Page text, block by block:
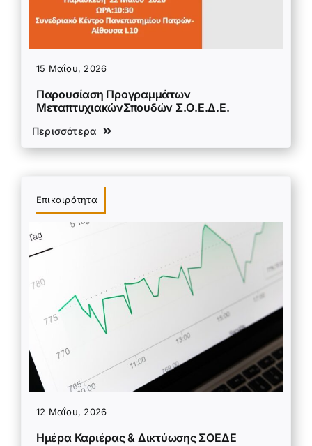
15 Μαΐου, 2026
Παρουσίαση Προγραμμάτων
ΜεταπτυχιακώνΣπουδών Σ.Ο.Ε.Δ.Ε.
Περισσότερα
Επικαιρότητα
12 Μαΐου, 2026
Ημέρα Καριέρας & Δικτύωσης ΣΟΕΔΕ